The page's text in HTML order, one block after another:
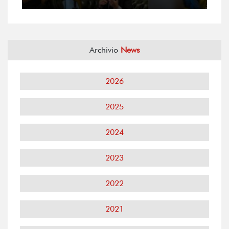
Archivio News
2026
2025
2024
2023
2022
2021